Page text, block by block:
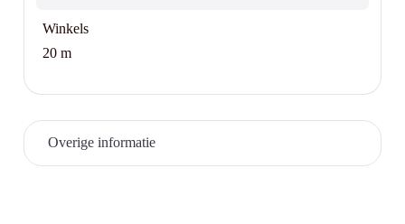
Winkels
20 m
Overige informatie